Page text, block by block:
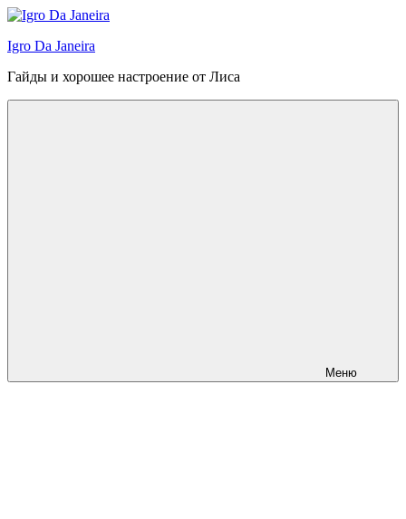
Перейти
содержимому
Igro Da Janeira
Гайды и хорошее настроение от Лиса
Меню